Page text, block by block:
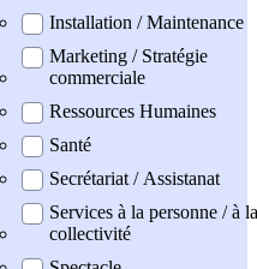
Installation / Maintenance
Marketing / Stratégie
commerciale
Ressources Humaines
Santé
Secrétariat / Assistanat
Services à la personne / à la
collectivité